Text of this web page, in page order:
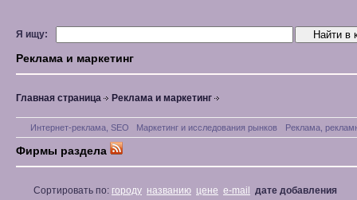
Я ищу:
Реклама и маркетинг
Главная страница Реклама и маркетинг
Интернет-реклама, SEO Маркетинг и исследования рынков Реклама,
Фирмы раздела
Сортировать по: городу названию цене e-mail дате добавления